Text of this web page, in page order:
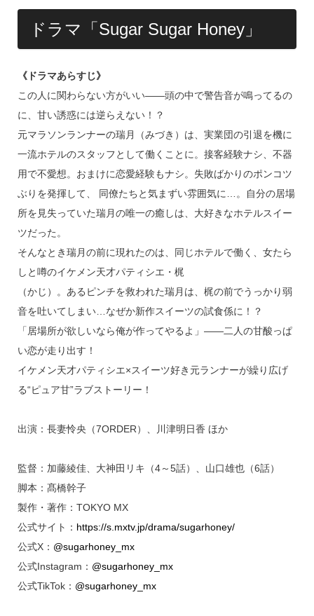
ドラマ「Sugar Sugar Honey」
《ドラマあらすじ》
この人に関わらない方がいい――頭の中で警告音が鳴ってるの
に、甘い誘惑には逆らえない！？
元マラソンランナーの瑞月（みづき）は、実業団の引退を機に
一流ホテルのスタッフとして働くことに。接客経験ナシ、不器
用で不愛想。おまけに恋愛経験もナシ。失敗ばかりのポンコツ
ぶりを発揮して、 同僚たちと気まずい雰囲気に…。自分の居場
所を見失っていた瑞月の唯一の癒しは、大好きなホテルスイー
ツだった。
そんなとき瑞月の前に現れたのは、同じホテルで働く、女たら
しと噂のイケメン天才パティシエ・梶
（かじ）。あるピンチを救われた瑞月は、梶の前でうっかり弱
音を吐いてしまい…なぜか新作スイーツの試食係に！？
「居場所が欲しいなら俺が作ってやるよ」――二人の甘酸っぱ
い恋が走り出す！
イケメン天才パティシエ×スイーツ好き元ランナーが繰り広げ
る“ピュア甘”ラブストーリー！
出演：長妻怜央（7ORDER）、川津明日香 ほか
監督：加藤綾佳、大神田リキ（4～5話）、山口雄也（6話）
脚本：髙橋幹子
製作・著作：TOKYO MX
公式サイト： https://s.mxtv.jp/drama/sugarhoney/
公式X： @sugarhoney_mx
公式Instagram： @sugarhoney_mx
公式TikTok： @sugarhoney_mx